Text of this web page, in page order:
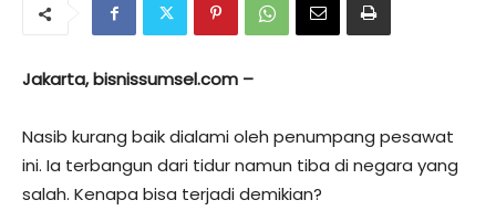
Jakarta, bisnissumsel.com –
Nasib kurang baik dialami oleh penumpang pesawat
ini. Ia terbangun dari tidur namun tiba di negara yang
salah. Kenapa bisa terjadi demikian?